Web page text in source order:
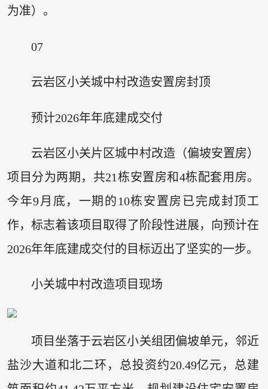
为准）。
07
云岩区小关城中村改造安置房封顶
预计2026年年底建成交付
云岩区小关片区城中村改造（偏坡安置房）
项目分为两期，共21栋安置房和4栋配套用房。
今年9月底，一期的10栋安置房已完成封顶工
作，标志着该项目取得了阶段性进展，向预计在
2026年年底建成交付的目标迈出了坚实的一步。
小关城中村改造项目现场
项目坐落于云岩区小关组团偏坡单元，邻近
盐沙大道和北二环，总投资约20.49亿元，总建